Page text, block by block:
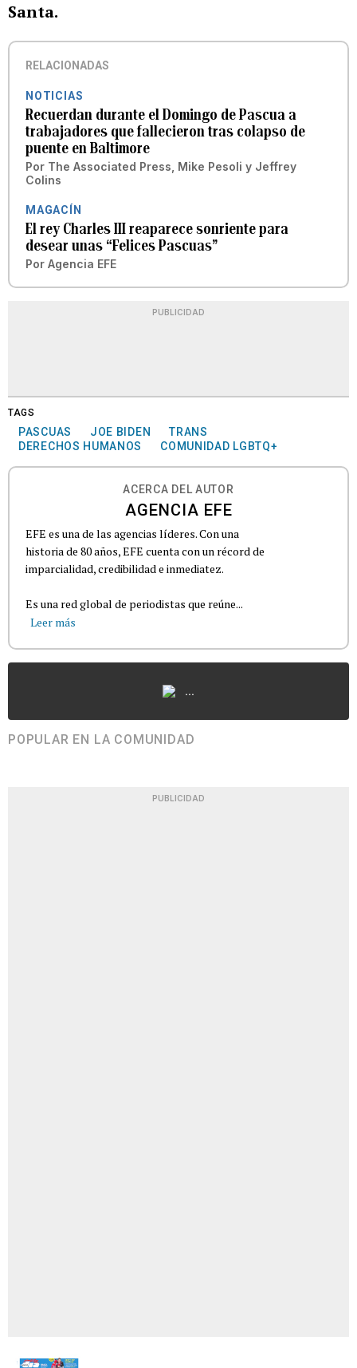
Santa.
RELACIONADAS
NOTICIAS
Recuerdan durante el Domingo de Pascua a
trabajadores que fallecieron tras colapso de
puente en Baltimore
Por The Associated Press, Mike Pesoli y Jeffrey
Colins
MAGACÍN
El rey Charles III reaparece sonriente para
desear unas “Felices Pascuas”
Por Agencia EFE
PUBLICIDAD
TAGS
PASCUAS JOE BIDEN
TRANS
DERECHOS HUMANOS
COMUNIDAD LGBTQ+
ACERCA DEL AUTOR
AGENCIA EFE
EFE es una de las agencias líderes. Con una
historia de 80 años, EFE cuenta con un récord de
imparcialidad, credibilidad e inmediatez.
Es una red global de periodistas que reúne...
Leer más
...
POPULAR EN LA COMUNIDAD
PUBLICIDAD